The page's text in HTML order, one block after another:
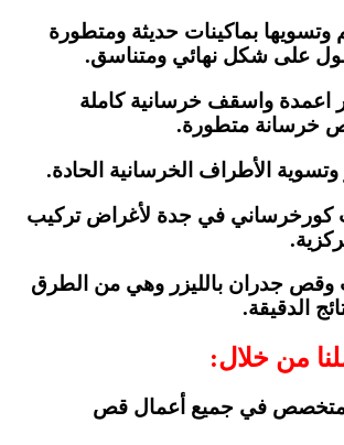
بماكينات حديثة ومتطورة
على شكل نهائي ومتناسق.
اعمدة واسقف خرسانية كاملة
خرسانة متطورة.
الأطراف الخرسانية الحادة.
كورخرساني في جدة لأغراض تركيب
جدران بالليزر وهي من الطرق
الدقيقة.
من خلال:
في جميع أعمال قص